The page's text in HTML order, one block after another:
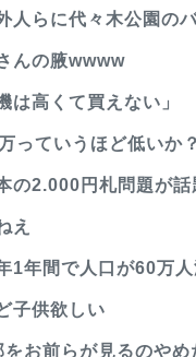
人らに代々木公園の
んの腋wwww
は高くて買えない」
っていうほど低いか？
の2.000円札問題が
え
1年間で人口が60万
子供欲しい
お前らが見るのやめ